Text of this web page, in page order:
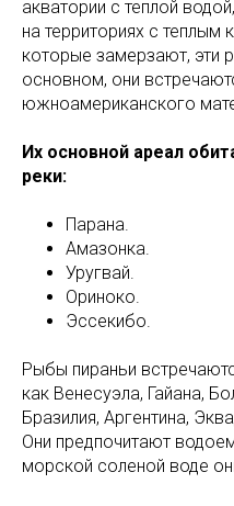
акватории с теплой
на территориях с
которые замерзают, эти
основном, они
южноамериканского
Их основной ареал
реки:
Парана.
Амазонка.
Уругвай.
Ориноко.
Эссекибо.
Рыбы пираньи
как Венесуэла, Гайана,
Бразилия, Аргентина,
Они предпочитают
морской соленой воде